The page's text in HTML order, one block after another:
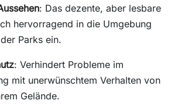
: Das dezente, aber lesbare
hervorragend in die Umgebung
Parks ein.
: Verhindert Probleme im
mit unerwünschtem Verhalten von
Gelände.